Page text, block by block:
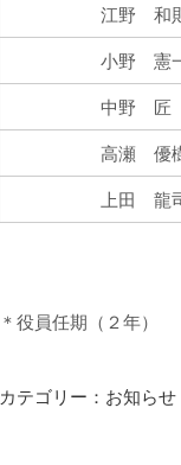
江野 和則
小野 憲一
中野 匠 （
高瀬 優樹
上田 龍司
＊役員任期（２年
カテゴリー：お知らせ